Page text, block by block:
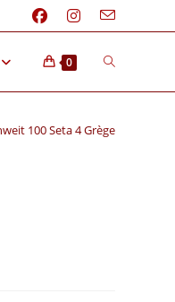
0
100 Seta 4 Grège